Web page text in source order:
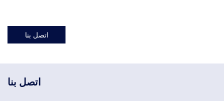
اتصل بنا
اتصل بنا